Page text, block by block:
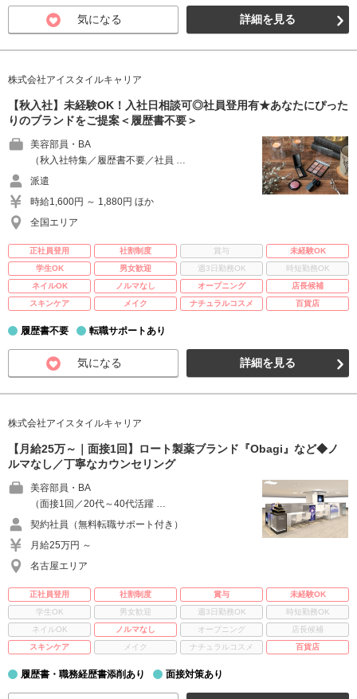
気になる 詳細を見る
株式会社アイスタイルキャリア
【秋入社】未経験OK！入社日相談可◎社員登用有★あなたにぴった
りのブランドをご提案＜履歴書不要＞
美容部員・BA
（秋入社特集／履歴書不要／社員 …
派遣
時給1,600円 ～ 1,880円 ほか
全国エリア
正社員登用 社割制度 賞与
未経験OK
学生OK
男女歓迎 週3日勤務OK
時短勤務OK
ネイルOK
ノルマなし オープニング
店長候補
スキンケア
メイク ナチュラルコスメ 百貨店
履歴書不要 転職サポートあり
気になる 詳細を見る
株式会社アイスタイルキャリア
【月給25万～｜面接1回】ロート製薬ブランド『Obagi』など◆ノ
ルマなし／丁寧なカウンセリング
美容部員・BA
（面接1回／20代～40代活躍 …
契約社員（無料転職サポート付き）
月給25万円 ～
名古屋エリア
正社員登用 社割制度 賞与
未経験OK
学生OK
男女歓迎 週3日勤務OK
時短勤務OK
ネイルOK
ノルマなし オープニング
店長候補
スキンケア
メイク ナチュラルコスメ 百貨店
履歴書・職務経歴書添削あり 面接対策あり